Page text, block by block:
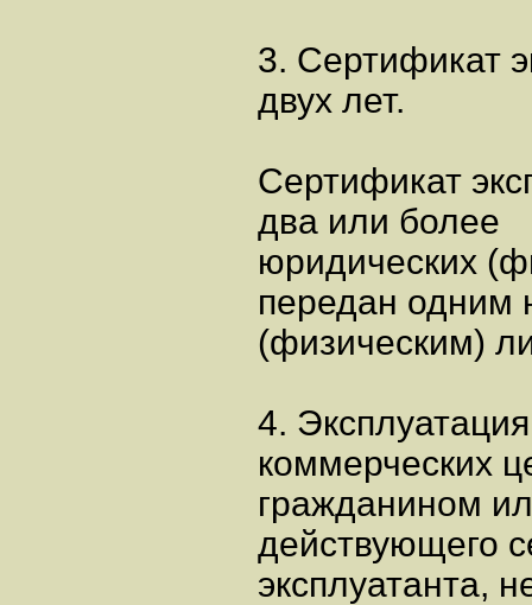
3. Сертификат
двух лет.
Сертификат
два или более
юридических
передан одним
(физическим)
4.
коммерческих
гражданином
действующего
эксплуатанта,